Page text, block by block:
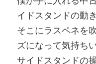
イドスタンドの動
そこにラスペネを
ズになって気持ち
サイドスタンドの